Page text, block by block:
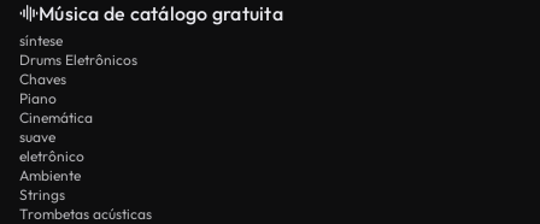
Música de catálogo gratuita
síntese
Drums Eletrônicos
Chaves
Piano
Cinemática
suave
eletrônico
Ambiente
Strings
Trombetas acústicas